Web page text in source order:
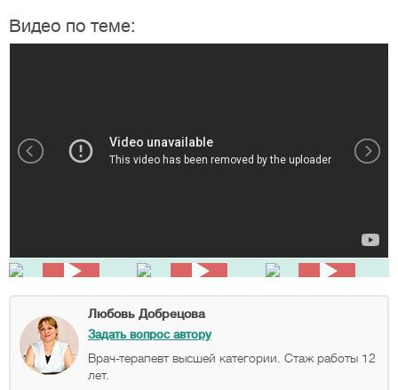
Видео по теме:
Любовь Добрецова
Задать вопрос автору
Врач-терапевт высшей категории. Стаж работы 12
лет.